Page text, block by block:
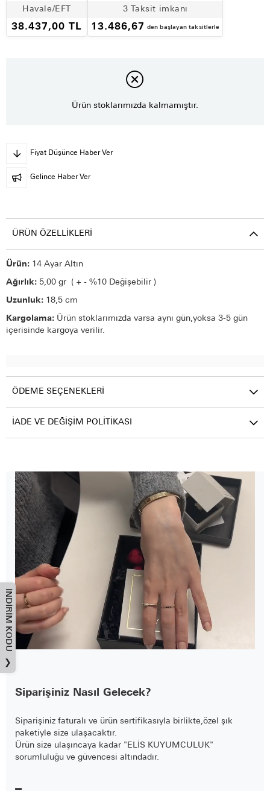
Havale/EFT
38.437,00 TL
3 Taksit imkanı
13.486,67 den başlayan taksitlerle
Ürün stoklarımızda kalmamıştır.
Fiyat Düşünce Haber Ver
Gelince Haber Ver
ÜRÜN ÖZELLIKLERI
Ürün: 14 Ayar Altın
Ağırlık: 5,00 gr ( + - %10 Değişebilir )
Uzunluk: 18,5 cm
Kargolama: Ürün stoklarımızda varsa aynı gün,yoksa 3-5 gün
içerisinde kargoya verilir.
ÖDEME SEÇENEKLERI
İADE VE DEĞIŞIM POLITIKASI
Siparişiniz Nasıl Gelecek?
Siparişiniz faturalı ve ürün sertifikasıyla birlikte,özel şık
paketiyle size ulaşacaktır.
Ürün size ulaşıncaya kadar "ELİS KUYUMCULUK"
sorumluluğu ve güvencesi altındadır.
İNDIRIM KODU
❯